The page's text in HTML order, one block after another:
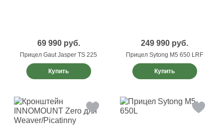
69 990 руб.
Прицел Gaut Jasper TS 225
Купить
249 990 руб.
Прицел Sytong M5 650 LRF
Купить